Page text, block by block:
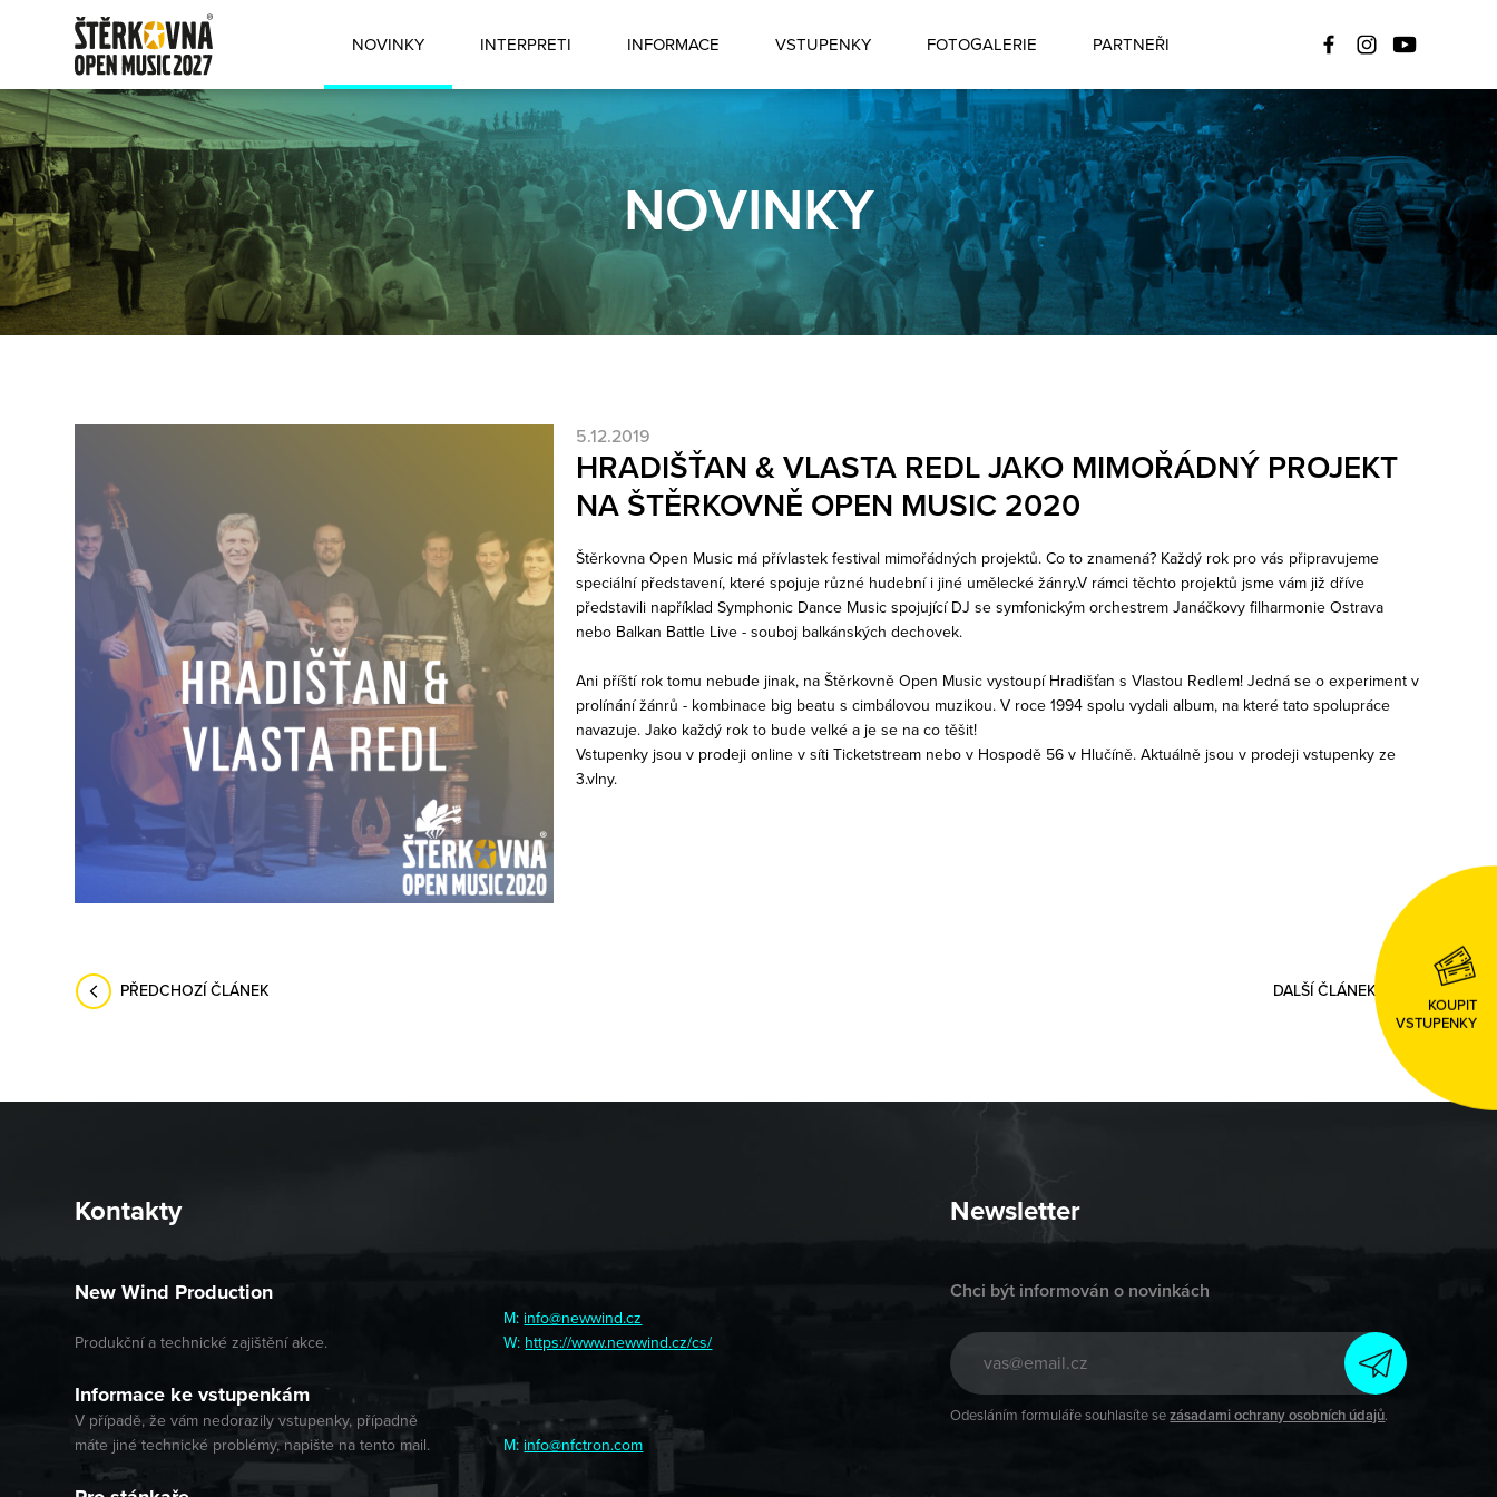
NOVINKY INTERPRETI INFORMACE VSTUPENKY FOTOGALERIE PARTNEŘI
NOVINKY
KOUPIT
VSTUPENKY
5.12.2019
HRADIŠŤAN & VLASTA REDL JAKO MIMOŘÁDNÝ PROJEKT
NA ŠTĚRKOVNĚ OPEN MUSIC 2020
Štěrkovna Open Music má přívlastek festival mimořádných projektů. Co to znamená? Každý rok pro vás připravujeme
speciální představení, které spojuje různé hudební i jiné umělecké žánry.V rámci těchto projektů jsme vám již dříve
představili například Symphonic Dance Music spojující DJ se symfonickým orchestrem Janáčkovy filharmonie Ostrava
nebo Balkan Battle Live - souboj balkánských dechovek.
Ani příští rok tomu nebude jinak, na Štěrkovně Open Music vystoupí Hradišťan s Vlastou Redlem! Jedná se o experiment v
prolínání žánrů - kombinace big beatu s cimbálovou muzikou. V roce 1994 spolu vydali album, na které tato spolupráce
navazuje. Jako každý rok to bude velké a je se na co těšit!
Vstupenky jsou v prodeji online v síti Ticketstream nebo v Hospodě 56 v Hlučíně. Aktuálně jsou v prodeji vstupenky ze
3.vlny.
DALŠÍ ČLÁNEK
PŘEDCHOZÍČLÁNEK
Kontakty
New Wind Production
Produkční a technické zajištění akce.
M: info@newwind.cz
W: https://www.newwind.cz/cs/
Informace ke vstupenkám
V případě, že vám nedorazily vstupenky, případně
máte jiné technické problémy, napište na tento mail.
M: info@nfctron.com
Newsletter
Chci být informován o novinkách
Odesláním formuláře souhlasíte sezásadami ochrany osobních údajů.